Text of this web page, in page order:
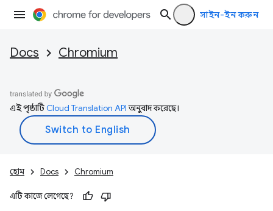
সাইন-ইন করুন
Docs Chromium
এই পৃষ্ঠাটিCloud Translation APIঅনুবাদ করেছে।
হোম Docs Chromium
এটি কাজে লেগেছে?